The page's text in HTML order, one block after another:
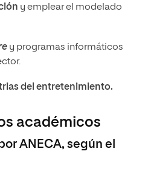
y emplear el modelado
y programas informáticos
del entretenimiento.
académicos
ANECA, según el